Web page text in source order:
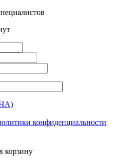
конфиденциальности
корзину